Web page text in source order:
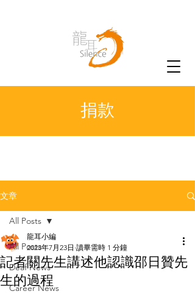
捐款
文章
All Posts
Deaf News
Career News
All Posts
記者關先生講述他認識邵日贊先
生的過程
龍耳小編
2023年7月23日 讀畢需時 1 分鐘